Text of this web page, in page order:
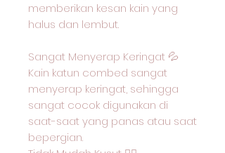
memberikan kesan kain yang
halus dan lembut.
Sangat Menyerap Keringat 💦
Kain katun combed sangat
menyerap keringat, sehingga
sangat cocok digunakan di
saat-saat yang panas atau saat
bepergian.